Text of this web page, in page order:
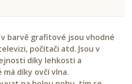
barvě grafitové jsou vhodné
počítači atd. Jsou v
díky lehkosti a
díky ovčí vlna.